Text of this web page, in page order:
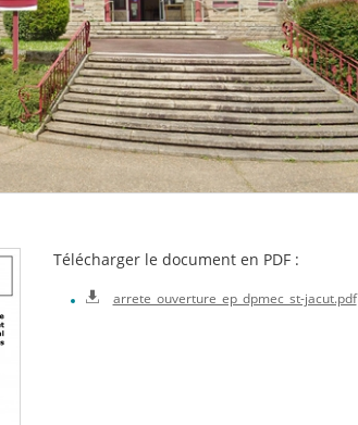
Télécharger le document en PDF :
arrete_ouverture_ep_dpmec_st-jacut.pdf